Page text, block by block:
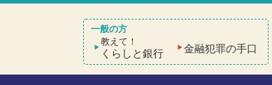
教えて！
くらしと銀行 金融犯罪の手口